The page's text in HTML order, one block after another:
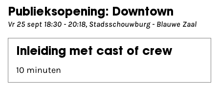
Publieksopening: Downtown
Vr 25 sept 18:30 - 20:18, Stadsschouwburg - Blauwe Zaal
Inleiding met cast of crew
10 minuten